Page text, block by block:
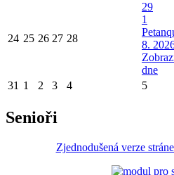
24 25 26 27 28
29
1
8.
dne
31 1 2 3 4 5
Senioři
Zjednodušená verze